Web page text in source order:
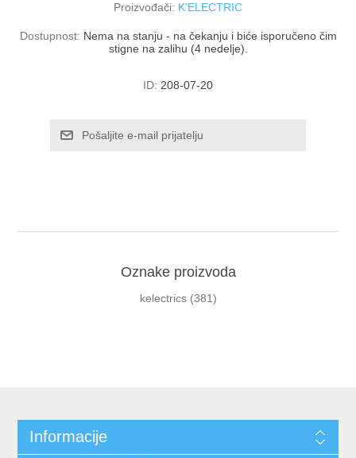
Proizvođači: K'ELECTRIC
Dostupnost: Nema na stanju - na čekanju i biće isporučeno čim
stigne na zalihu (4 nedelje).
ID: 208-07-20
Oznake proizvoda
kelectrics (381)
Informacije